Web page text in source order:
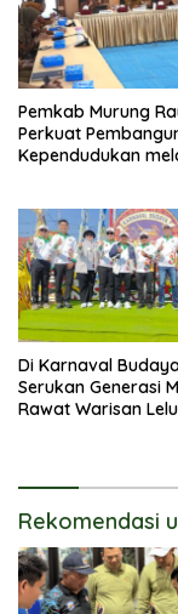
Pemkab Murung
Perkuat
Kependudukan
Di Karnaval
Serukan Generasi
Rawat Warisan
Rekomendasi